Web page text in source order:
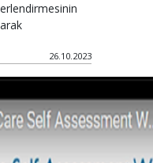
26.10.2023